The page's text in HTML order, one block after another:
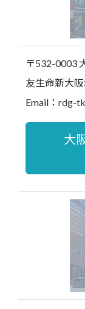
〒532-0003
友生命新大
Email： rdg-
大